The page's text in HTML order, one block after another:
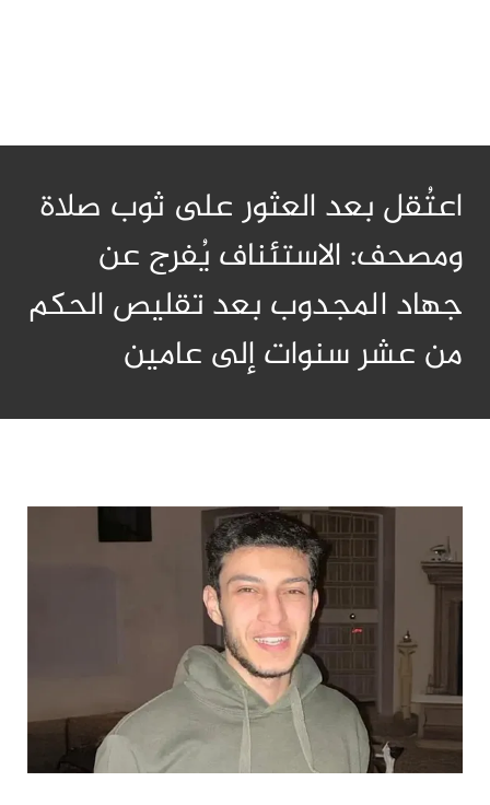
اعتُقل بعد العثور على ثوب صلاة
ومصحف: الاستئناف يُفرج عن
جهاد المجدوب بعد تقليص الحكم
من عشر سنوات إلى عامين